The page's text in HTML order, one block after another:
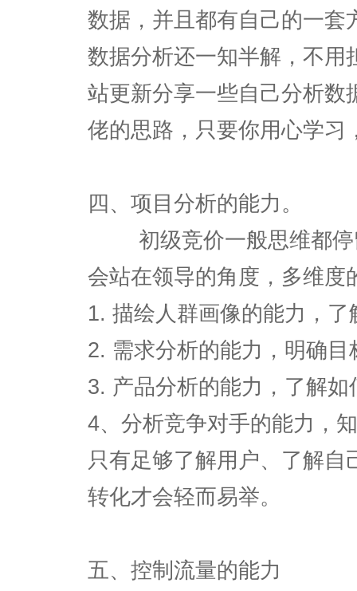
数据，并且都有自己的一套
数据分析还一知半解，不用
站更新分享一些自己分析数
佬的思路，只要你用心学习
四、项目分析的能力。
初级竞价一般思维都停
会站在领导的角度，多维度
1. 描绘人群画像的能力，
2. 需求分析的能力，明确
3. 产品分析的能力，了解如
4、分析竞争对手的能力，
只有足够了解用户、了解
转化才会轻而易举。
五、控制流量的能力